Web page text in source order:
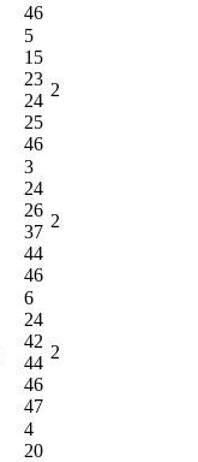
46
5
15
23
24
25
46
2
3
24
26
37
44
46
2
6
24
42
44
46
47
2
4
20